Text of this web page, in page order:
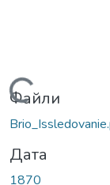
Вантажиться...
Файли
Дата
1870